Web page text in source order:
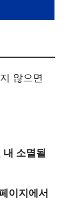
않으면
내 소멸될
이지에서